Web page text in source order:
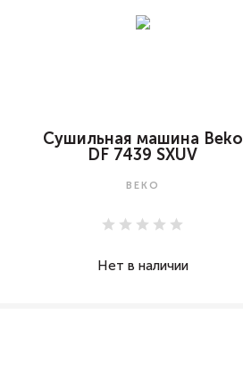
Сушильная машина Beko
DF 7439 SXUV
BEKO
Нет в наличии